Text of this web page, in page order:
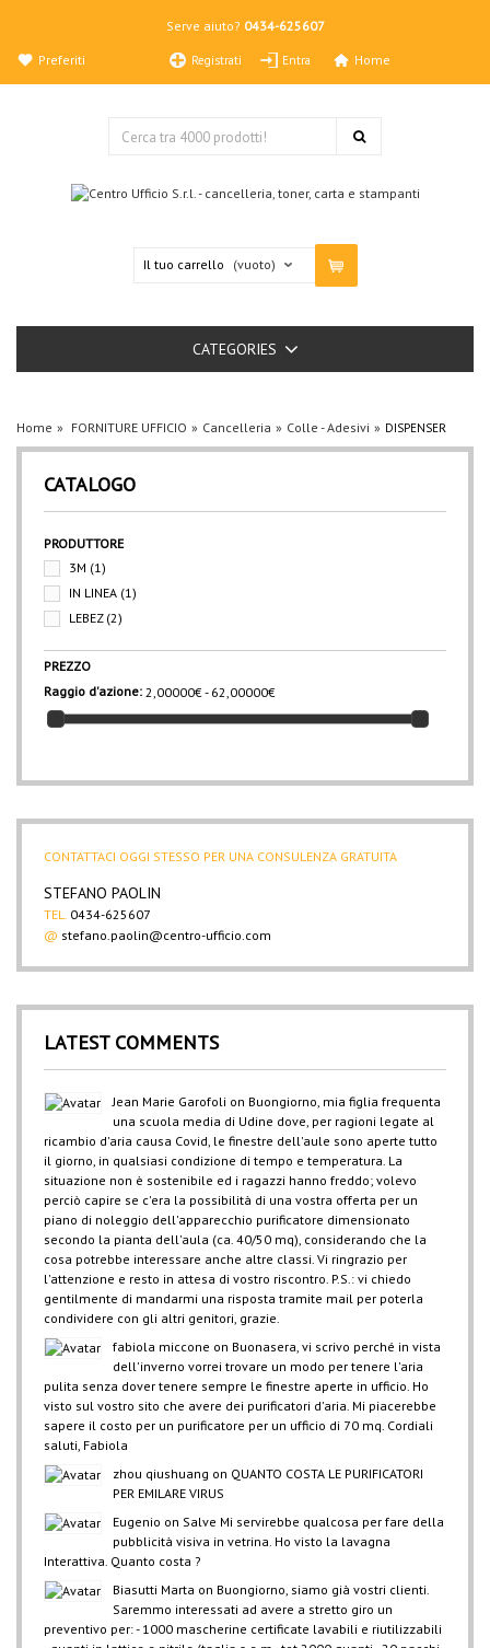
Serve aiuto? 0434-625607
Registrati Entra
Preferiti Home
Il tuo carrello (vuoto)
CATEGORIES
Home FORNITURE UFFICIO Cancelleria Colle - Adesivi DISPENSER
CATALOGO
PRODUTTORE
3M (1)
IN LINEA (1)
LEBEZ(2)
PREZZO
Raggio d'azione: 2,00000€ - 62,00000€
CONTATTACI OGGI STESSO PER UNA CONSULENZA GRATUITA
STEFANO PAOLIN
TEL. 0434-625607
@ stefano.paolin@centro-ufficio.com
LATEST COMMENTS
Jean Marie Garofoli on Buongiorno, mia figlia frequenta
una scuola media di Udine dove, per ragioni legate al
ricambio d'aria causa Covid, le finestre dell'aule sono aperte tutto
il giorno, in qualsiasi condizione di tempo e temperatura. La
situazione non è sostenibile ed i ragazzi hanno freddo; volevo
perciò capire se c'era la possibilità di una vostra offerta per un
piano di noleggio dell'apparecchio purificatore dimensionato
secondo la pianta dell'aula (ca. 40/50 mq), considerando che la
cosa potrebbe interessare anche altre classi. Vi ringrazio per
l'attenzione e resto in attesa di vostro riscontro. P.S.: vi chiedo
gentilmente di mandarmi una risposta tramite mail per poterla
condividere con gli altri genitori, grazie.
fabiola miccone on Buonasera, vi scrivo perché in vista
dell'inverno vorrei trovare un modo per tenere l'aria
pulita senza dover tenere sempre le finestre aperte in ufficio. Ho
visto sul vostro sito che avere dei purificatori d'aria. Mi piacerebbe
sapere il costo per un purificatore per un ufficio di 70 mq. Cordiali
saluti, Fabiola
zhou qiushuang on QUANTO COSTA LE PURIFICATORI
PER EMILARE VIRUS
Eugenio on Salve Mi servirebbe qualcosa per fare della
pubblicità visiva in vetrina. Ho visto la lavagna
Interattiva. Quanto costa ?
Biasutti Marta on Buongiorno, siamo già vostri clienti.
Saremmo interessati ad avere a stretto giro un
preventivo per: - 1000 mascherine certificate lavabili e riutilizzabili